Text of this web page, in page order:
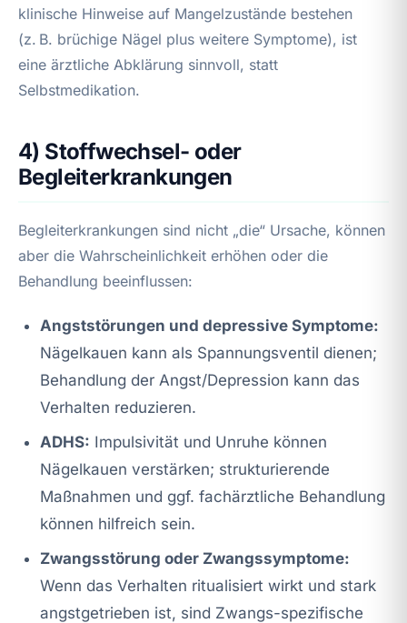
klinische Hinweise auf Mangelzustände bestehen
(z. B. brüchige Nägel plus weitere Symptome), ist
eine ärztliche Abklärung sinnvoll, statt
Selbstmedikation.
4) Stoffwechsel- oder
Begleiterkrankungen
Begleiterkrankungen sind nicht „die“ Ursache, können
aber die Wahrscheinlichkeit erhöhen oder die
Behandlung beeinflussen:
Angststörungen und depressive Symptome:
Nägelkauen kann als Spannungsventil dienen;
Behandlung der Angst/Depression kann das
Verhalten reduzieren.
ADHS: Impulsivität und Unruhe können
Nägelkauen verstärken; strukturierende
Maßnahmen und ggf. fachärztliche Behandlung
können hilfreich sein.
Zwangsstörung oder Zwangssymptome:
Wenn das Verhalten ritualisiert wirkt und stark
angstgetrieben ist, sind Zwangs-spezifische